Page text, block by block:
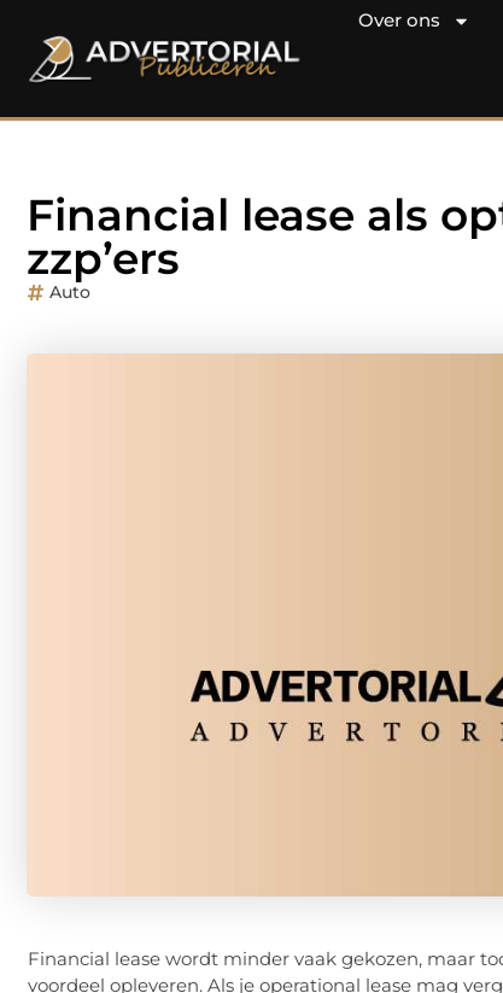
Over ons
Financial lease als
zzp’ers
Auto
Financial lease wordt minder vaak gekozen, maar
voordeel opleveren. Als je operational lease mag